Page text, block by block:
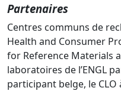
Partenaires
Centres communs de
Health and Consumer
for Reference Materials
laboratoires de l’ENGL
participant belge, le CLO